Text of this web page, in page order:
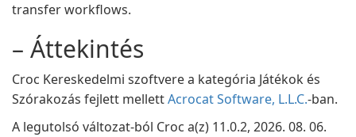
transfer workflows.
– Áttekintés
Croc Kereskedelmi szoftvere a kategória Játékok és
Szórakozás fejlett mellettAcrocat Software, L.L.C.-ban.
A legutolsó változat-ból Croc a(z) 11.0.2, 2026. 08. 06.